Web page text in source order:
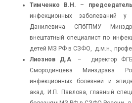
Тимченко В.Н. – председатель
инфекционных заболеваний
Данилевича СПбГПМУ
внештатный специалист по
детей МЗ РФ в СЗФО, д.м.н.,
Лиознов Д.А. – директор
Смородинцева Минздрава
инфекционных болезней и
акад. И.П. Павлова, главный